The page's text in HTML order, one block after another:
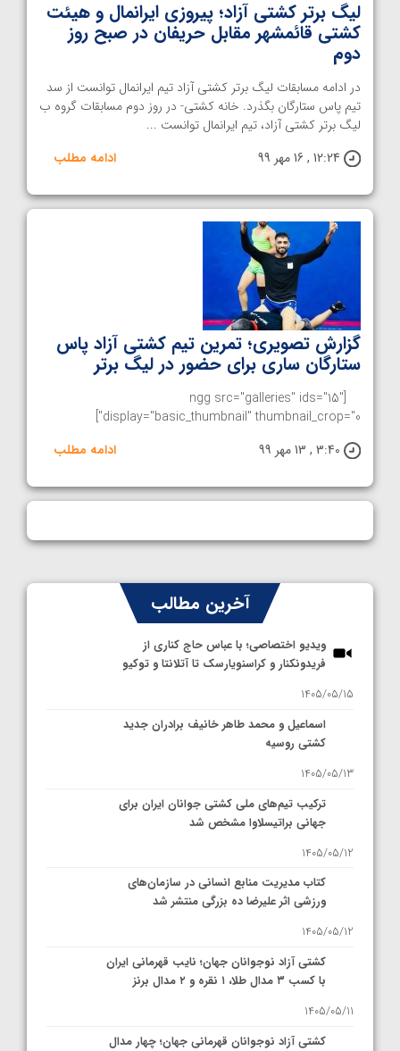
لیگ برتر کشتی آزاد؛ پیروزی ایرانمال و هیئت
کشتی قائمشهر مقابل حریفان در صبح روز
دوم
در ادامه مسابقات لیگ برتر کشتی آزاد تیم ایرانمال توانست از سد
تیم پاس ستارگان بگذرد. خانه کشتی- در روز دوم مسابقات گروه ب
لیگ برتر کشتی آزاد، تیم ایرانمال توانست ...
12:24 , 16 مهر 99
ادامه مطلب
گزارش تصویری؛ تمرین تیم کشتی آزاد پاس
ستارگان ساری برای حضور در لیگ برتر
[ngg src="galleries" ids="15"
display="basic_thumbnail" thumbnail_crop="0"]
3:40 , 13 مهر 99
ادامه مطلب
آخرین مطالب
ویدیو اختصاصی؛ با عباس حاج کناری از
فریدونکنار و کراسنویارسک تا آتلانتا و توکیو
1405/05/15
اسماعیل و محمد طاهر خانیف برادران جدید
کشتی روسیه
1405/05/13
ترکیب تیم‌های ملی کشتی جوانان ایران برای
جهانی براتیسلاوا مشخص شد
1405/05/12
کتاب مدیریت منابع انسانی در سازمان‌های
ورزشی اثر علیرضا ده بزرگی منتشر شد
1405/05/12
کشتی آزاد نوجوانان جهان؛ نایب قهرمانی ایران
با کسب ۳ مدال طلا، ۱ نقره و ۲ مدال برنز
1405/05/11
کشتی آزاد نوجوانان قهرمانی جهان؛ چهار مدال